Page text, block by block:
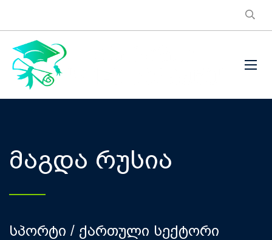
მაგდა რუსია
სპორტი / ქართული სექტორი